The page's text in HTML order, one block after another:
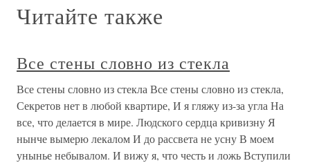
Читайте также
Все стены словно из стекла
Все стены словно из стекла Все стены словно из стекла,
Секретов нет в любой квартире, И я гляжу из-за угла На
все, что делается в мире. Людского сердца кривизну Я
нынче вымерю лекалом И до рассвета не усну В моем
унынье небывалом. И вижу я, что честь и ложь Вступили